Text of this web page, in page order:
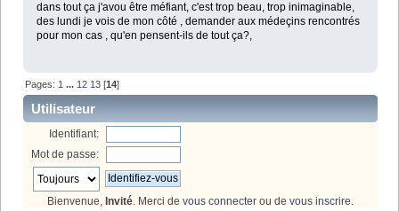
dans tout ça j'avou être méfiant, c'est trop beau, trop inimaginable,
des lundi je vois de mon côté , demander aux médeçins rencontrés
pour mon cas , qu'en pensent-ils de tout ça?,
Pages: 1 ... 12 13 [14]
Utilisateur
Identifiant:
Mot de passe:
Bienvenue, Invité. Merci de vous connecter ou de vous inscrire.